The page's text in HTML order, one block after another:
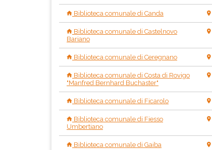
Biblioteca comunale di Canda
Biblioteca comunale di Castelnovo
Bariano
Biblioteca comunale di Ceregnano
Biblioteca comunale di Costa di Rovigo
"Manfred Bernhard Buchaster"
Biblioteca comunale di Ficarolo
Biblioteca comunale di Fiesso
Umbertiano
Biblioteca comunale di Gaiba